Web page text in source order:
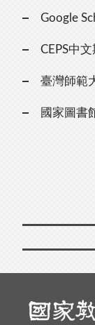
Google
CEPS中
臺灣師範
國家圖書